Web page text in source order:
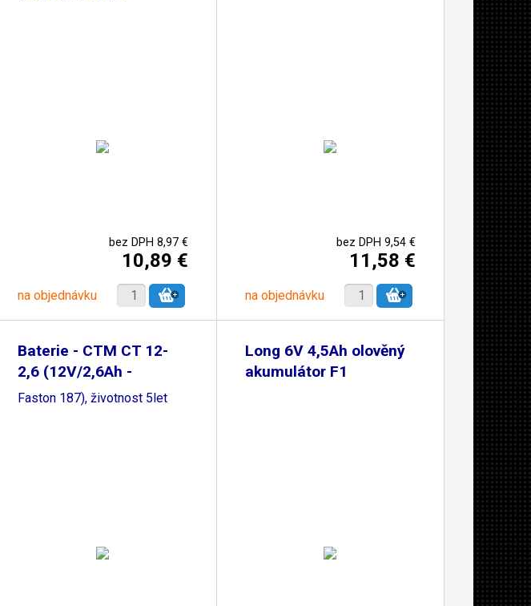
bez DPH 8,97 €
10,89 €
na objednávku
bez DPH 9,54 €
11,58 €
na objednávku
Baterie - CTM CT 12-
2,6 (12V/2,6Ah -
Faston 187), životnost 5let
Long 6V 4,5Ah olověný
akumulátor F1